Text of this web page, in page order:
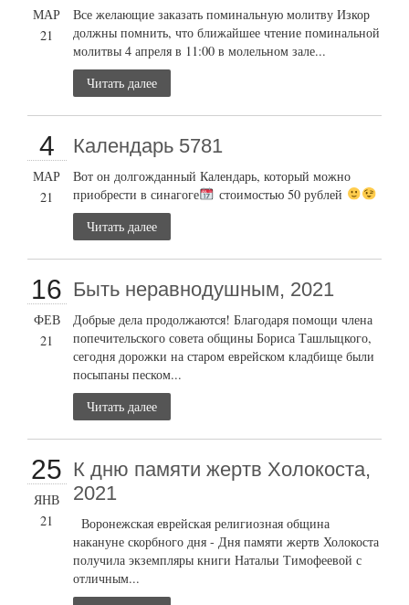
МАР
21
Все желающие заказать поминальную молитву Изкор
должны помнить, что ближайшее чтение поминальной
молитвы 4 апреля в 11:00 в молельном зале...
Читать далее
4
МАР
21
Календарь 5781
Вот он долгожданный Календарь, который можно
приобрести в синагоге
стоимостью 50 рублей
Читать далее
16
ФЕВ
21
Быть неравнодушным, 2021
Добрые дела продолжаются! Благодаря помощи члена
попечительского совета общины Бориса Ташлыцкого,
сегодня дорожки на старом еврейском кладбище были
посыпаны песком...
Читать далее
25
ЯНВ
21
К дню памяти жертв Холокоста,
2021
Воронежская еврейская религиозная община
накануне скорбного дня - Дня памяти жертв Холокоста
получила экземпляры книги Натальи Тимофеевой с
отличным...